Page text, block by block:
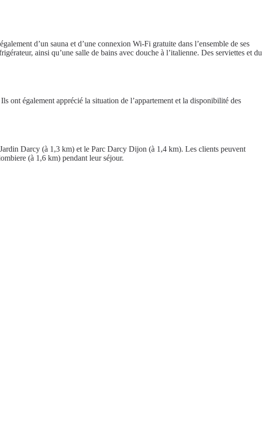
d’un sauna et d’une connexion Wi-Fi gratuite dans l’ensemble de ses
ainsi qu’une salle de bains avec douche à l’italienne. Des serviettes et du
ont également apprécié la situation de l’appartement et la disponibilité des
Darcy (à 1,3 km) et le Parc Darcy Dijon (à 1,4 km). Les clients peuvent
(à 1,6 km) pendant leur séjour.